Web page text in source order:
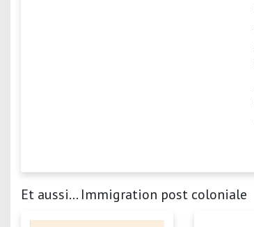
Et aussi... Immigration post coloniale